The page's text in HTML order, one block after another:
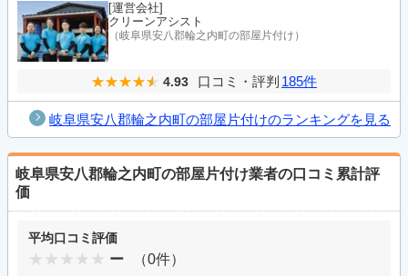
[運営会社]
クリーンアシスト
（岐阜県安八郡輪之内町の部屋片付け）
4.93 口コミ・評判 185件
岐阜県安八郡輪之内町の部屋片付けのランキングを見る
岐阜県安八郡輪之内町の部屋片付け業者の口コミ累計評
価
平均口コミ評価
ー （0件）